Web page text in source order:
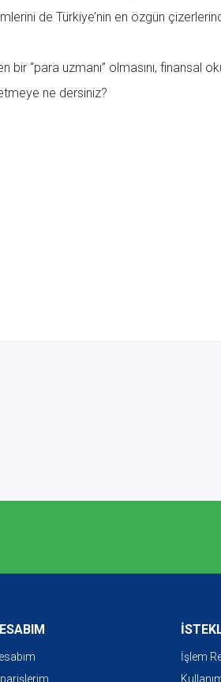
de Türkiye’nin en özgün
“para uzmanı” olmasını, finansal
ne dersiniz?
İşlem